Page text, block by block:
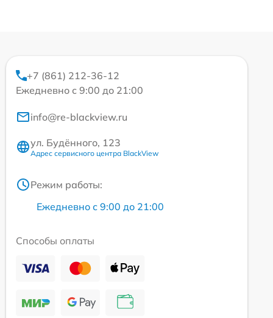
+7 (861) 212-36-12
Ежедневно с 9:00 до 21:00
info@re-blackview.ru
ул. Будённого, 123
Адрес сервисного центра BlackView
Режим работы:
Ежедневно с 9:00 до 21:00
Способы оплаты